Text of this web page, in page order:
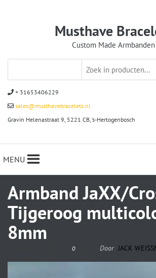
Musthave
Custom Made Armbanden
+ 31653406229
sales@musthavebracelets.nl
Gravin Helenastraat 9, 5221 CB, ‘s-Hertogenbosch
MENU
Armband JaXX/
Tijgeroog
8mm
0 Door JACK